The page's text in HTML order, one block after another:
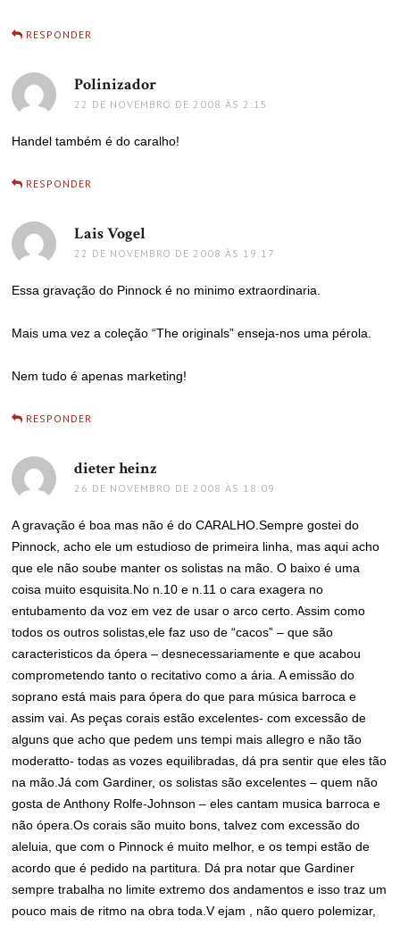
RESPONDER
Polinizador
22 DE NOVEMBRO DE 2008 ÀS 2:15
Handel também é do caralho!
RESPONDER
Lais Vogel
22 DE NOVEMBRO DE 2008 ÀS 19:17
Essa gravação do Pinnock é no minimo extraordinaria.
Mais uma vez a coleção “The originals” enseja-nos uma pérola.
Nem tudo é apenas marketing!
RESPONDER
dieter heinz
26 DE NOVEMBRO DE 2008 ÀS 18:09
A gravação é boa mas não é do CARALHO.Sempre gostei do
Pinnock, acho ele um estudioso de primeira linha, mas aqui acho
que ele não soube manter os solistas na mão. O baixo é uma
coisa muito esquisita.No n.10 e n.11 o cara exagera no
entubamento da voz em vez de usar o arco certo. Assim como
todos os outros solistas,ele faz uso de “cacos” – que são
caracteristicos da ópera – desnecessariamente e que acabou
comprometendo tanto o recitativo como a ária. A emissão do
soprano está mais para ópera do que para música barroca e
assim vai. As peças corais estão excelentes- com excessão de
alguns que acho que pedem uns tempi mais allegro e não tão
moderatto- todas as vozes equilibradas, dá pra sentir que eles tão
na mão.Já com Gardiner, os solistas são excelentes – quem não
gosta de Anthony Rolfe-Johnson – eles cantam musica barroca e
não ópera.Os corais são muito bons, talvez com excessão do
aleluia, que com o Pinnock é muito melhor, e os tempi estão de
acordo que é pedido na partitura. Dá pra notar que Gardiner
sempre trabalha no limite extremo dos andamentos e isso traz um
pouco mais de ritmo na obra toda.V ejam , não quero polemizar,